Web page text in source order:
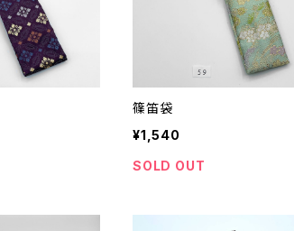
篠笛袋
¥1,540
SOLD OUT